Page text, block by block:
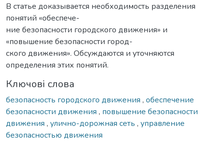
В статье доказывается необходимость разделения
понятий «обеспече-
ние безопасности городского движения» и
«повышение безопасности город-
ского движения». Обсуждаются и уточняются
определения этих понятий.
Ключові слова
безопасность городского движения , обеспечение
безопасности движения , повышение безопасности
движения , улично-дорожная сеть , управление
безопасностью движения